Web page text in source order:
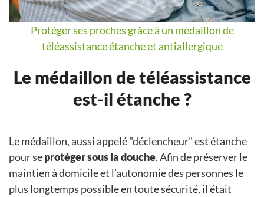
Protéger ses proches grâce à un médaillon de
téléassistance étanche et antiallergique
Le médaillon de téléassistance
est-il étanche ?
Le médaillon, aussi appelé "déclencheur" est étanche
pour seprotéger sous la douche. Afin de préserver le
maintien à domicile et l’autonomie des personnes le
plus longtemps possible en toute sécurité, il était